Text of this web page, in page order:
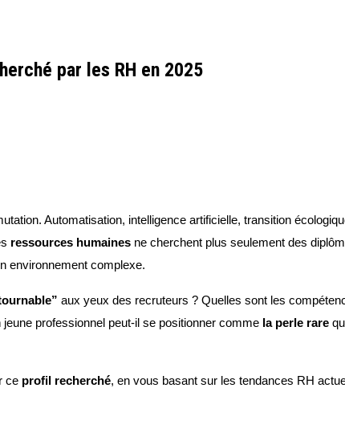
par les RH en 2025
Automatisation, intelligence artificielle, transition
ressources humaines ne cherchent plus seulement des
environnement complexe.
aux yeux des recruteurs ? Quelles sont les
professionnel peut-il se positionner comme la perle rare
ce profil recherché, en vous basant sur les tendances RH